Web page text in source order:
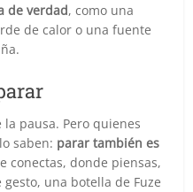
de verdad, como una
de calor o una fuente
pausa. Pero quienes
saben: parar también es
conectas, donde piensas,
una botella de Fuze